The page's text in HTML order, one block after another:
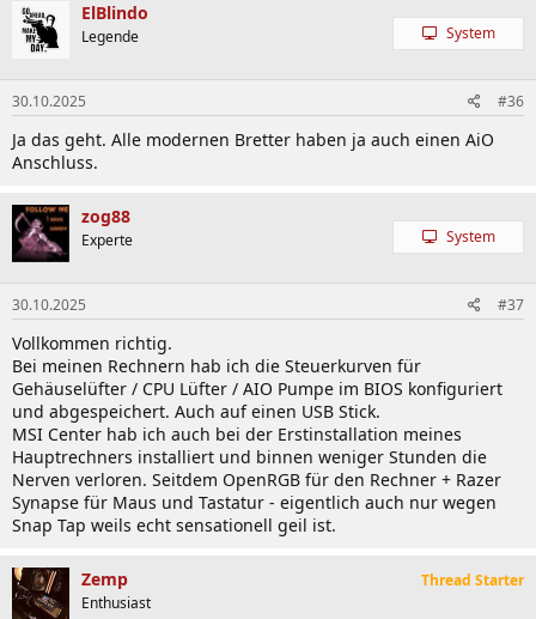
ElBlindo
Legende System
30.10.2025 #36
Ja das geht. Alle modernen Bretter haben ja auch einen AiO
Anschluss.
zog88
Experte System
30.10.2025 #37
Vollkommen richtig.
Bei meinen Rechnern hab ich die Steuerkurven für
Gehäuselüfter / CPU Lüfter / AIO Pumpe im BIOS konfiguriert
und abgespeichert. Auch auf einen USB Stick.
MSI Center hab ich auch bei der Erstinstallation meines
Hauptrechners installiert und binnen weniger Stunden die
Nerven verloren. Seitdem OpenRGB für den Rechner + Razer
Synapse für Maus und Tastatur - eigentlich auch nur wegen
Snap Tap weils echt sensationell geil ist.
Zemp
Enthusiast
Thread Starter